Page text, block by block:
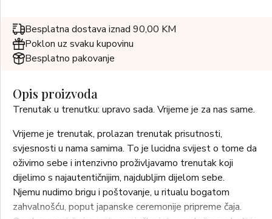
Besplatna dostava iznad 90,00 KM
Poklon uz svaku kupovinu
Besplatno pakovanje
Opis proizvoda
Trenutak u trenutku: upravo sada. Vrijeme je za nas same.
Vrijeme je trenutak, prolazan trenutak prisutnosti,
svjesnosti u nama samima. To je lucidna svijest o tome da
oživimo sebe i intenzivno proživljavamo trenutak koji
dijelimo s najautentičnijim, najdubljim dijelom sebe.
Njemu nudimo brigu i poštovanje, u ritualu bogatom
zahvalnošću, poput japanske ceremonije pripreme čaja.